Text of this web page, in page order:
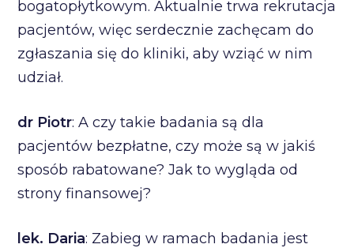
bogatopłytkowym. Aktualnie trwa rekrutacja
pacjentów, więc serdecznie zachęcam do
zgłaszania się do kliniki, aby wziąć w nim
udział.
dr Piotr: A czy takie badania są dla
pacjentów bezpłatne, czy może są w jakiś
sposób rabatowane? Jak to wygląda od
strony finansowej?
lek. Daria: Zabieg w ramach badania jest